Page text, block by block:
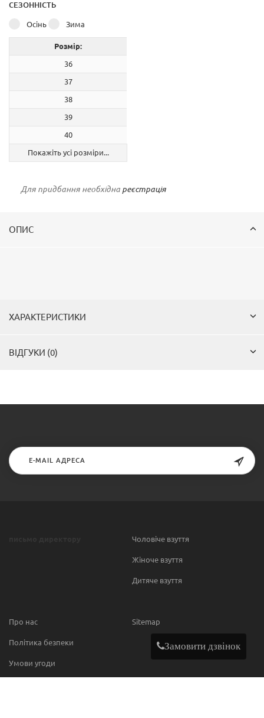
СЕЗОННІСТЬ
Осінь Зима
Розмір:
36
37
38
39
40
Покажіть усі розміри...
Для придбання необхідна реєстрація
ОПИС
ХАРАКТЕРИСТИКИ
ВІДГУКИ (0)
Чоловіче взуття
Жіноче взуття
Дитяче взуття
Про нас
Політика безпеки
Умови угоди
Sitemap
Замовити дзвінок